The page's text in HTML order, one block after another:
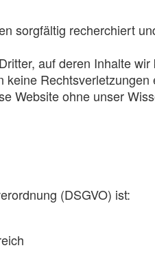
sorgfältig recherchiert
auf deren Inhalte
Website ohne unser
(DSGVO) ist: